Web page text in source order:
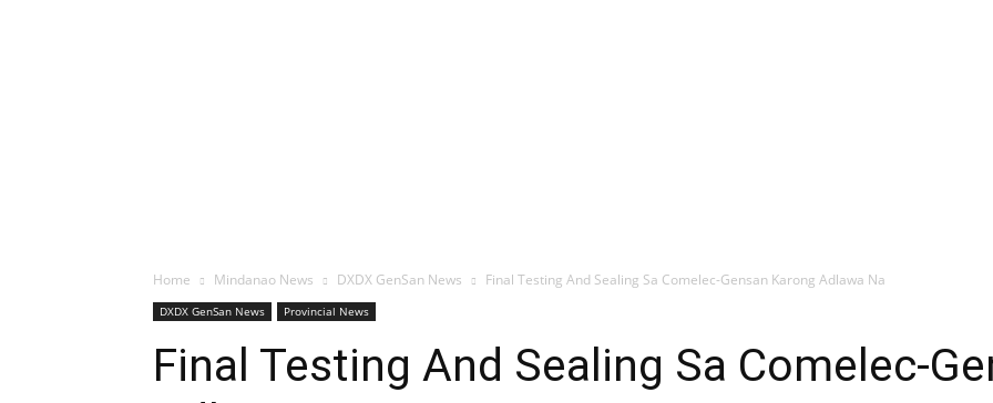
Home Mindanao News DXDX GenSan News Final Testing And Sealing Sa Comelec-Gensan Karong Adlawa Na
DXDX GenSan News Provincial News
Final Testing And Sealing Sa Comelec-